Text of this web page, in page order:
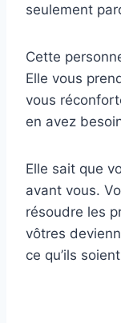
seulement
Cette
Elle vous
vous
en avez
Elle sait que
avant vous.
résoudre les
vôtres
ce qu’ils